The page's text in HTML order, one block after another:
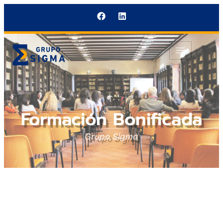
Formación Bonificada
Grupo Sigma